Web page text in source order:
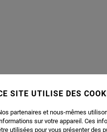
SITE UTILISE DES
partenaires et nous-mêmes
sur votre appareil. Ces
utilisées pour vous présenter des